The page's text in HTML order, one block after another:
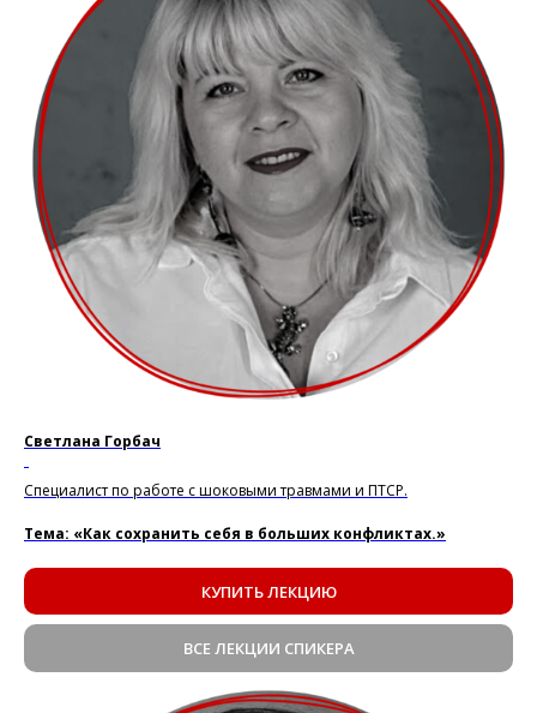
Светлана Горбач
Специалист по работе с шоковыми травмами и ПТСР.
Тема: «Как сохранить себя в больших конфликтах.»
КУПИТЬ ЛЕКЦИЮ
ВСЕ ЛЕКЦИИ СПИКЕРА